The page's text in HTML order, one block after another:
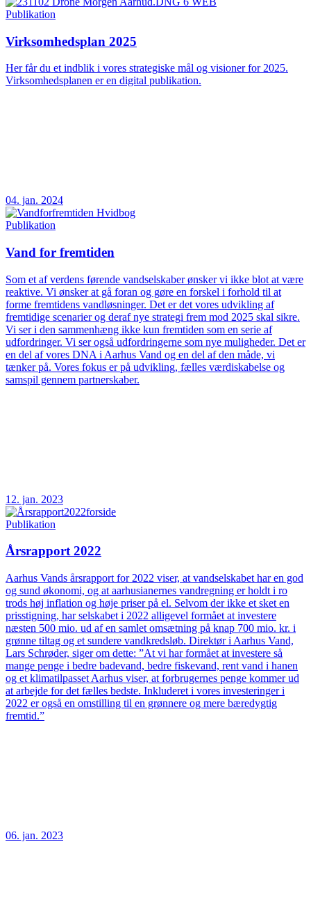
Publikation
Virksomhedsplan 2025
Her får du et indblik i vores strategiske mål og visioner for 2025.
Virksomhedsplanen er en digital publikation.
04. jan. 2024
Publikation
Vand for fremtiden
Som et af verdens førende vandselskaber ønsker vi ikke blot at være
reaktive. Vi ønsker at gå foran og gøre en forskel i forhold til at
forme fremtidens vandløsninger. Det er det vores udvikling af
fremtidige scenarier og deraf nye strategi frem mod 2025 skal sikre.
Vi ser i den sammenhæng ikke kun fremtiden som en serie af
udfordringer. Vi ser også udfordringerne som nye muligheder. Det er
en del af vores DNA i Aarhus Vand og en del af den måde, vi
tænker på. Vores fokus er på udvikling, fælles værdiskabelse og
samspil gennem partnerskaber.
12. jan. 2023
Publikation
Årsrapport 2022
Aarhus Vands årsrapport for 2022 viser, at vandselskabet har en god
og sund økonomi, og at aarhusianernes vandregning er holdt i ro
trods høj inflation og høje priser på el. Selvom der ikke et sket en
prisstigning, har selskabet i 2022 alligevel formået at investere
næsten 500 mio. ud af en samlet omsætning på knap 700 mio. kr. i
grønne tiltag og et sundere vandkredsløb. Direktør i Aarhus Vand,
Lars Schrøder, siger om dette: ”At vi har formået at investere så
mange penge i bedre badevand, bedre fiskevand, rent vand i hanen
og et klimatilpasset Aarhus viser, at forbrugernes penge kommer ud
at arbejde for det fælles bedste. Inkluderet i vores investeringer i
2022 er også en omstilling til en grønnere og mere bæredygtig
fremtid.”
06. jan. 2023